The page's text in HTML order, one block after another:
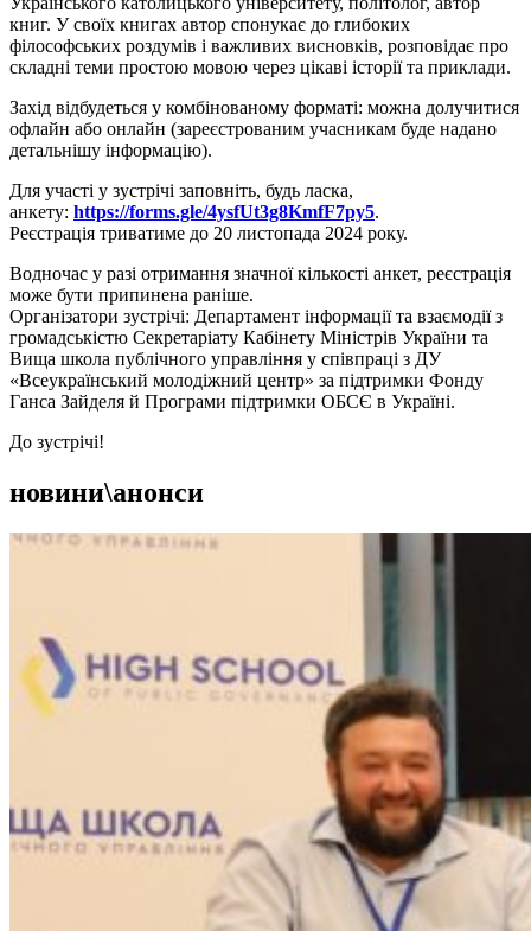
книг. У своїх книгах автор спонукає до глибоких
філософських роздумів і важливих висновків, розповідає про
складні теми простою мовою через цікаві історії та приклади.
Захід відбудеться у комбінованому форматі: можна долучитися
офлайн або онлайн (зареєстрованим учасникам буде надано
детальнішу інформацію).
Для участі у зустрічі заповніть, будь ласка,
анкету: https://forms.gle/4ysfUt3g8KmfF7py5.
Реєстрація триватиме до 20 листопада 2024 року.
Водночас у разі отримання значної кількості анкет, реєстрація
може бути припинена раніше.
Організатори зустрічі: Департамент інформації та взаємодії з
громадськістю Секретаріату Кабінету Міністрів України та
Вища школа публічного управління у співпраці з ДУ
«Всеукраїнський молодіжний центр» за підтримки Фонду
Ганса Зайделя й Програми підтримки ОБСЄ в Україні.
До зустрічі!
новини\анонси